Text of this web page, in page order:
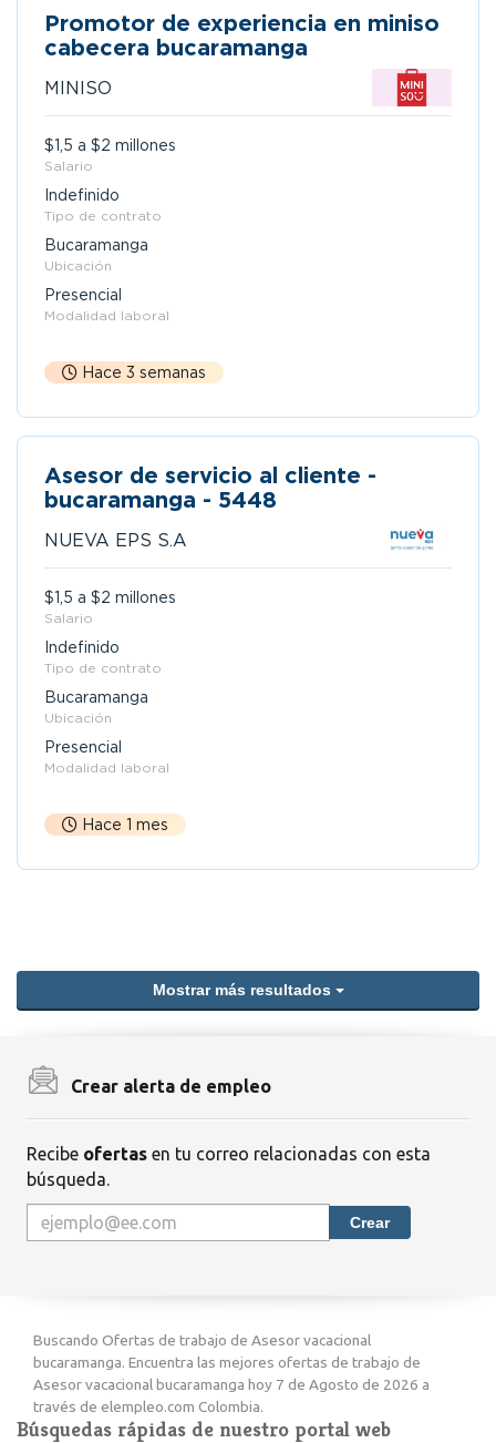
Promotor de experiencia en miniso
cabecera bucaramanga
MINISO
$1,5 a $2 millones
Salario
Indefinido
Tipo de contrato
Bucaramanga
Ubicación
Presencial
Modalidad laboral
Hace 3 semanas
Asesor de servicio al cliente -
bucaramanga - 5448
NUEVA EPS S.A
$1,5 a $2 millones
Salario
Indefinido
Tipo de contrato
Bucaramanga
Ubicación
Presencial
Modalidad laboral
Hace 1 mes
Mostrar más resultados
Crear alerta de empleo
Recibe ofertas en tu correo relacionadas con esta
búsqueda.
Crear
Buscando Ofertas de trabajo de Asesor vacacional
bucaramanga. Encuentra las mejores ofertas de trabajo de
Asesor vacacional bucaramanga hoy 7 de Agosto de 2026 a
través de elempleo.com Colombia.
Búsquedas rápidas de nuestro portal web